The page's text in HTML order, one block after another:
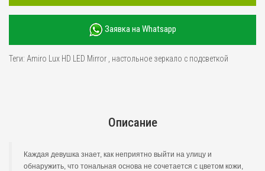
Заявка на Whatsapp
Теги: Amiro Lux HD LED Mirror настольное зеркало с подсветкой
Описание
Каждая девушка знает, как неприятно выйти на улицу и
обнаружить, что тональная основа не сочетается с цветом кожи,